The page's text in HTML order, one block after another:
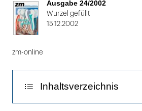
2
Ausgabe 24/2002
Wurzel gefüllt
15.12.2002
zm-online
Inhaltsverzeichnis